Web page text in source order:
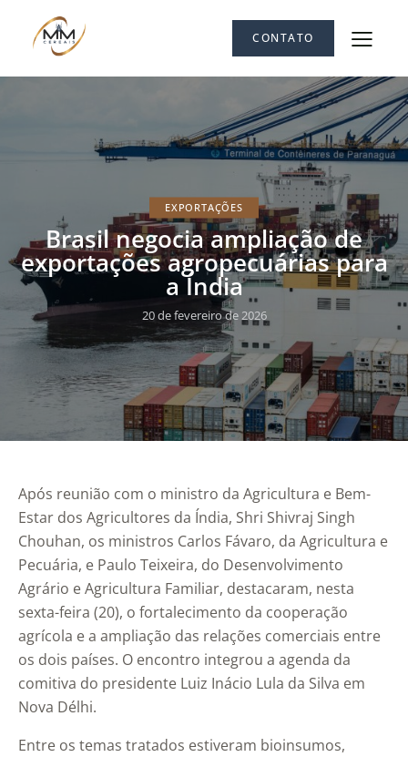
CONTATO
EXPORTAÇÕES
Brasil negocia ampliação de
exportações agropecuárias para
a Índia
20 de fevereiro de 2026
Após reunião com o ministro da Agricultura e Bem-
Estar dos Agricultores da Índia, Shri Shivraj Singh
Chouhan, os ministros Carlos Fávaro, da Agricultura e
Pecuária, e Paulo Teixeira, do Desenvolvimento
Agrário e Agricultura Familiar, destacaram, nesta
sexta-feira (20), o fortalecimento da cooperação
agrícola e a ampliação das relações comerciais entre
os dois países. O encontro integrou a agenda da
comitiva do presidente Luiz Inácio Lula da Silva em
Nova Délhi.
Entre os temas tratados estiveram bioinsumos,